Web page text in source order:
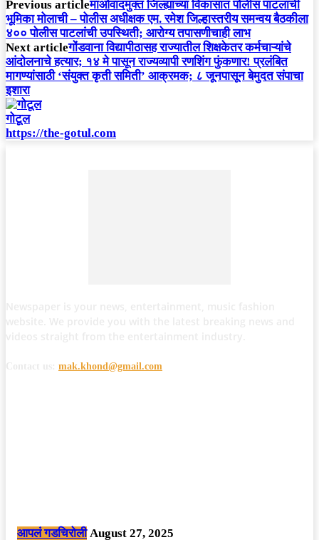
Previous articleमाओवादमुक्त जिल्ह्याच्या विकासात पोलीस पाटलांची
भूमिका मोलाची – पोलीस अधीक्षक एम. रमेश ​जिल्हास्तरीय समन्वय बैठकीला
४०० पोलीस पाटलांची उपस्थिती; आरोग्य तपासणीचाही लाभ
Next articleगोंडवाना विद्यापीठासह राज्यातील शिक्षकेतर कर्मचाऱ्यांचे
आंदोलनाचे हत्यार; १४ मे पासून राज्यव्यापी रणशिंग फुंकणार! प्रलंबित
मागण्यांसाठी ‘संयुक्त कृती समिती’ आक्रमक; ८ जूनपासून बेमुदत संपाचा
इशारा
गोटूल
https://the-gotul.com
mak.khond@gmail.com
आपलं गडचिरोली August 27, 2025